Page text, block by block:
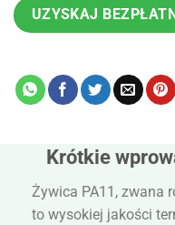
UZYSKAJ
Krótkie
Żywica PA11, zwana
to wysokiej jakości